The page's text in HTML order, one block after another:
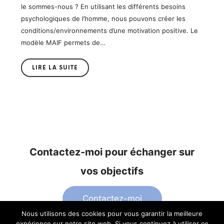
le sommes-nous ? En utilisant les différents besoins
psychologiques de l’homme, nous pouvons créer les
conditions/environnements d’une motivation positive. Le
modèle MAIF permets de…
LIRE LA SUITE
Contactez-moi pour échanger sur
vos objectifs
Contactez-moi
Nous utilisons des cookies pour vous garantir la meilleure